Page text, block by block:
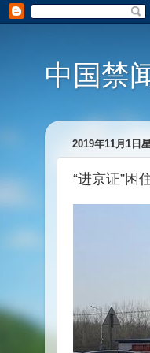
中国禁
2019年11月1日
“进京证”困